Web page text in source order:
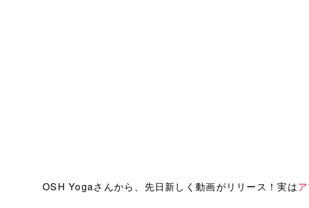
OSH Yogaさんから、先日新しく動画がリリース！実は